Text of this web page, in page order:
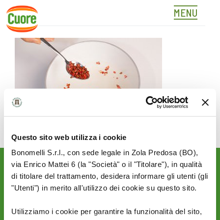
Questo sito web utilizza i cookie
Bonomelli S.r.l., con sede legale in Zola Predosa (BO),
via Enrico Mattei 6 (la "Società" o il "Titolare"), in qualità
di titolare del trattamento, desidera informare gli utenti (gli
"Utenti") in merito all'utilizzo dei cookie su questo sito.
Utilizziamo i cookie per garantire la funzionalità del sito,
Skip
content
MENU
02
Rimani aggiornato sulle
novità del mondo Cuore: